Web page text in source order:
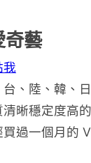
奇藝
我
台、陸、韓、
晰穩定度高
買過一個月的